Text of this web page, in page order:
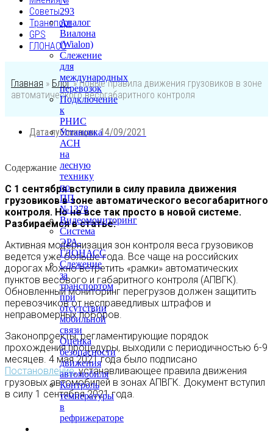
293
Аналог
Виалона
(Wialon)
Слежение
для
международных
перевозок
Подключение
к
РНИС
Установка
АСН
на
лесную
технику
по
ПП
№1378
Видеомониторинг
Система
ЭРА-
ГЛОНАСС
Слежение
за
транспортом
при
отсутствии
мобильной
связи
Оценка
безопасности
движения
автомобиля
Контроль
температуры
в
рефрижераторе
Советы
Транспорт
GPS
ГЛОНАСС
Главная » Блог»Новые правила движения грузовиков в зоне
автоматического весогабаритного контроля
Дата публикации:14/09/2021
Содержание
С 1 сентября вступили в силу правила движения
грузовиков в зоне автоматического весогабаритного
контроля. Но не все так просто в новой системе.
Разбираемся в статье:
Активная модернизация зон контроля веса грузовиков
ведется уже больше года. Все чаще на российских
дорогах можно встретить «рамки» автоматических
пунктов весового и габаритного контроля (АПВГК).
Обновленный мониторинг перегрузов должен защитить
перевозчиков от несправедливых штрафов и
неправомерных поборов.
Законопроекты, регламентирующие порядок
прохождения процедуры, выходили с периодичностью 6-9
месяцев. 4 мая 2021 года было подписано
Постановление, устанавливающее правила движения
грузовых автомобилей в зонах АПВГК. Документ вступил
в силу 1 сентября 2021 года.